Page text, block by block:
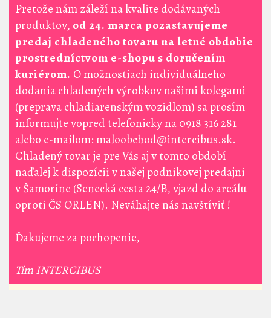
Pretože nám záleží na kvalite dodávaných
produktov, od 24. marca pozastavujeme
predaj chladeného tovaru na letné obdobie
prostredníctvom e-shopu s doručením
kuriérom. O možnostiach individuálneho
dodania chladených výrobkov našimi kolegami
(preprava chladiarenským vozidlom) sa prosím
informujte vopred telefonicky na 0918 316 281
alebo e-mailom: maloobchod@intercibus.sk.
Chladený tovar je pre Vás aj v tomto období
naďalej k dispozícii v našej podnikovej predajni
v Šamoríne (Senecká cesta 24/B, vjazd do areálu
oproti ČS ORLEN). Neváhajte nás navštíviť !
Ďakujeme za pochopenie,
Tím INTERCIBUS